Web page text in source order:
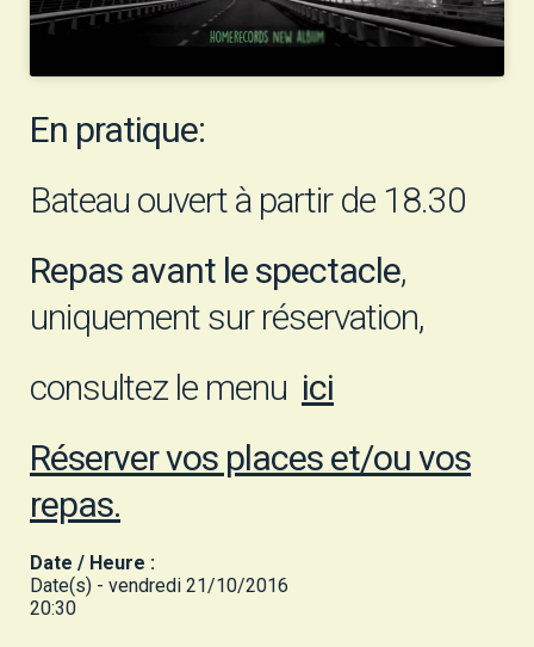
En pratique:
Bateau ouvert à partir de 18.30
Repas avant le spectacle,
uniquement sur réservation,
consultez le menu ici
Réserver vos places et/ou vos
repas.
Date / Heure :
Date(s) - vendredi 21/10/2016
20:30